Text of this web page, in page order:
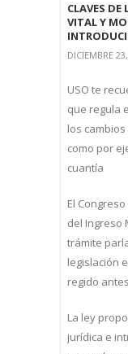
CLAVES DE
VITAL Y
DICIEMBRE
USO te
que regula
los
como por
cuantía
El
del Ingreso
trámite
legislación
regido
La ley
jurídica e